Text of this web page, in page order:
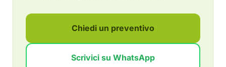
Chiedi un preventivo
Scrivici su WhatsApp